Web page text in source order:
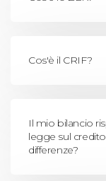
Cos'è il CRIF?
Il mio bilancio
legge sul
differenze?